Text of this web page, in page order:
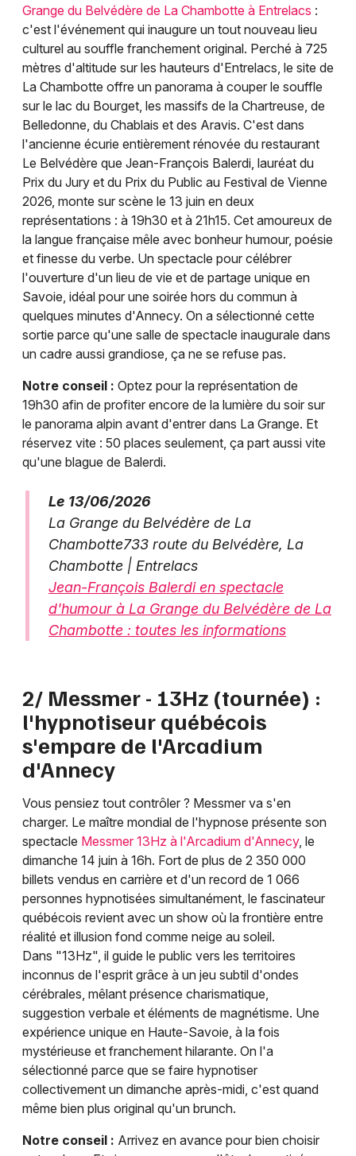
Grange du Belvédère de La Chambotte à Entrelacs :
c'est l'événement qui inaugure un tout nouveau lieu
culturel au souffle franchement original. Perché à 725
mètres d'altitude sur les hauteurs d'Entrelacs, le site de
La Chambotte offre un panorama à couper le souffle
sur le lac du Bourget, les massifs de la Chartreuse, de
Belledonne, du Chablais et des Aravis. C'est dans
l'ancienne écurie entièrement rénovée du restaurant
Le Belvédère que Jean-François Balerdi, lauréat du
Prix du Jury et du Prix du Public au Festival de Vienne
2026, monte sur scène le 13 juin en deux
représentations : à 19h30 et à 21h15. Cet amoureux de
la langue française mêle avec bonheur humour, poésie
et finesse du verbe. Un spectacle pour célébrer
l'ouverture d'un lieu de vie et de partage unique en
Savoie, idéal pour une soirée hors du commun à
quelques minutes d'Annecy. On a sélectionné cette
sortie parce qu'une salle de spectacle inaugurale dans
un cadre aussi grandiose, ça ne se refuse pas.
Notre conseil : Optez pour la représentation de
19h30 afin de profiter encore de la lumière du soir sur
le panorama alpin avant d'entrer dans La Grange. Et
réservez vite : 50 places seulement, ça part aussi vite
qu'une blague de Balerdi.
Le 13/06/2026
La Grange du Belvédère de La
Chambotte733 route du Belvédère, La
Chambotte | Entrelacs
Jean-François Balerdi en spectacle
d'humour à La Grange du Belvédère de La
Chambotte : toutes les informations
2/ Messmer - 13Hz (tournée) :
l'hypnotiseur québécois
s'empare de l'Arcadium
d'Annecy
Vous pensiez tout contrôler ? Messmer va s'en
charger. Le maître mondial de l'hypnose présente son
spectacle Messmer 13Hz à l'Arcadium d'Annecy, le
dimanche 14 juin à 16h. Fort de plus de 2 350 000
billets vendus en carrière et d'un record de 1 066
personnes hypnotisées simultanément, le fascinateur
québécois revient avec un show où la frontière entre
réalité et illusion fond comme neige au soleil.
Dans "13Hz", il guide le public vers les territoires
inconnus de l'esprit grâce à un jeu subtil d'ondes
cérébrales, mêlant présence charismatique,
suggestion verbale et éléments de magnétisme. Une
expérience unique en Haute-Savoie, à la fois
mystérieuse et franchement hilarante. On l'a
sélectionné parce que se faire hypnotiser
collectivement un dimanche après-midi, c'est quand
même bien plus original qu'un brunch.
Notre conseil : Arrivez en avance pour bien choisir